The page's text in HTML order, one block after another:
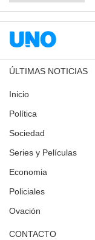
ÚLTIMAS NOTICIAS
Inicio
Política
Sociedad
Series y Películas
Economia
Policiales
Ovación
CONTACTO